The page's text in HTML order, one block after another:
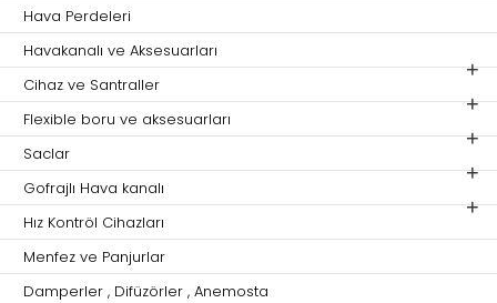
Hava Perdeleri
Havakanalı ve Aksesuarları
Cihaz ve Santraller
Flexible boru ve aksesuarları
Saclar
Gofrajlı Hava kanalı
Hız Kontröl Cihazları
Menfez ve Panjurlar
Damperler , Difüzörler , Anemosta